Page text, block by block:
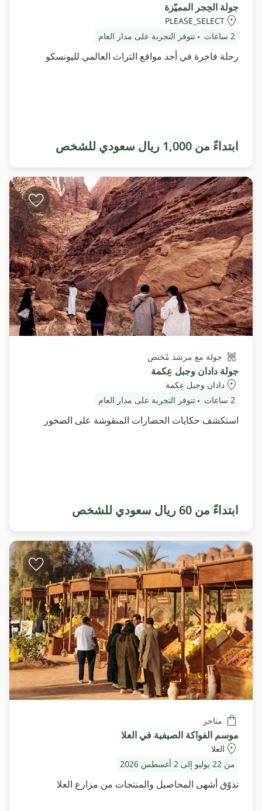
جولة الحِجر المميّزة
PLEASE_SELECT
2 ساعات
تتوفر التجربة على مدار العام
رحلة فاخرة في أحد مواقع التراث العالمي لليونسكو
ابتداءً من 1,000 ريال سعودي للشخص
جولة مع مرشد مُختص
جولة دادان وجبل عِكمة
دادان وجبل عِكمة
2 ساعات
تتوفر التجربة على مدار العام
استكشف حكايات الحضارات المنقوشة على الصخور
ابتداءً من 60 ريال سعودي للشخص
متاجر
موسم الفواكة الصيفية في العلا
العلا
من 22 يوليو إلى 2 أغسطس 2026
تذوّق أشهى المحاصيل والمنتجات من مزارع العلا